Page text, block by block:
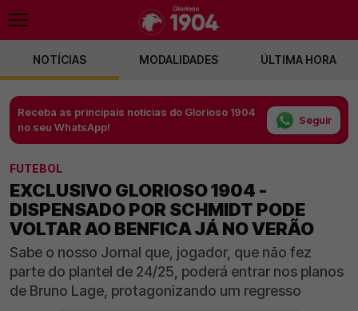
NOTÍCIAS MODALIDADES ÚLTIMA HORA
Receba as principais notícias do Glorioso 1904
no seu WhatsApp!
Seguir
FUTEBOL
EXCLUSIVO GLORIOSO 1904 -
DISPENSADO POR SCHMIDT PODE
VOLTAR AO BENFICA JÁ NO VERÃO
Sabe o nosso Jornal que, jogador, que não fez
parte do plantel de 24/25, poderá entrar nos planos
de Bruno Lage, protagonizando um regresso